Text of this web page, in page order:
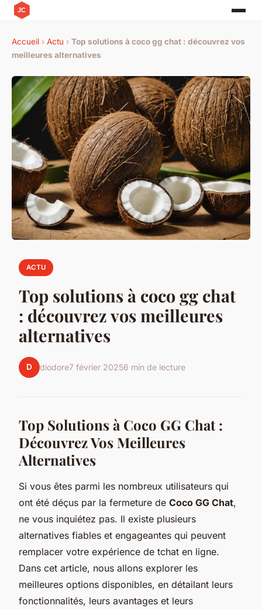
Accueil › Actu › Top solutions à coco gg chat : découvrez vos
meilleures alternatives
ACTU
Top solutions à coco gg chat
: découvrez vos meilleures
alternatives
D diodore7 février 20256 min de lecture
Top Solutions à Coco GG Chat :
Découvrez Vos Meilleures
Alternatives
Si vous êtes parmi les nombreux utilisateurs qui
ont été déçus par la fermeture de Coco GG Chat,
ne vous inquiétez pas. Il existe plusieurs
alternatives fiables et engageantes qui peuvent
remplacer votre expérience de tchat en ligne.
Dans cet article, nous allons explorer les
meilleures options disponibles, en détailant leurs
fonctionnalités, leurs avantages et leurs